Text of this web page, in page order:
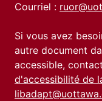
Courriel :
Si vous avez
autre document
accessible,
d'accessibilité de